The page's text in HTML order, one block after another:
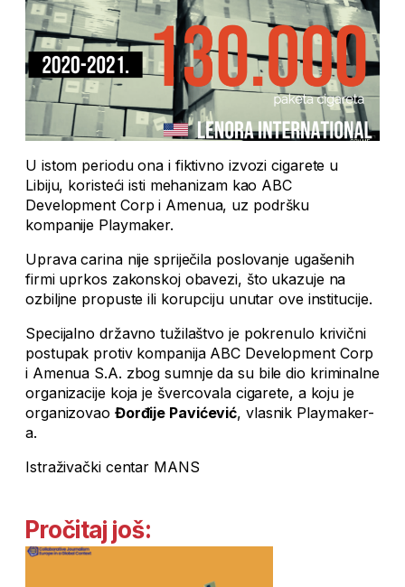
U istom periodu ona i fiktivno izvozi cigarete u
Libiju, koristeći isti mehanizam kao ABC
Development Corp i Amenua, uz podršku
kompanije Playmaker.
Uprava carina nije spriječila poslovanje ugašenih
firmi uprkos zakonskoj obavezi, što ukazuje na
ozbiljne propuste ili korupciju unutar ove institucije.
Specijalno državno tužilaštvo je pokrenulo krivični
postupak protiv kompanija ABC Development Corp
i Amenua S.A. zbog sumnje da su bile dio kriminalne
organizacije koja je švercovala cigarete, a koju je
organizovao Đorđije Pavićević, vlasnik Playmaker-
a.
Istraživački centar MANS
Pročitaj još: